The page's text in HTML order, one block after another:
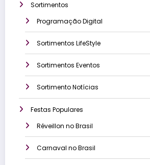
Sortimentos
Programação Digital
Sortimentos LifeStyle
Sortimentos Eventos
Sortimento Notícias
Festas Populares
Réveillon no Brasil
Carnaval no Brasil